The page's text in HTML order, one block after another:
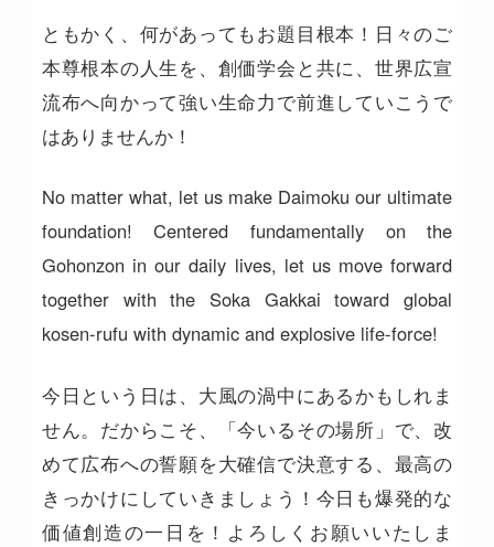
ともかく、何があってもお題目根本！日々のご
本尊根本の人生を、創価学会と共に、世界広宣
流布へ向かって強い生命力で前進していこうで
はありませんか！
No matter what, let us make Daimoku our ultimate
foundation! Centered fundamentally on the
Gohonzon in our daily lives, let us move forward
together with the Soka Gakkai toward global
kosen-rufu with dynamic and explosive life-force!
今日という日は、大風の渦中にあるかもしれま
せん。だからこそ、「今いるその場所」で、改
めて広布への誓願を大確信で決意する、最高の
きっかけにしていきましょう！今日も爆発的な
価値創造の一日を！よろしくお願いいたしま